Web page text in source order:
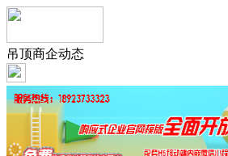
吊顶商企动态